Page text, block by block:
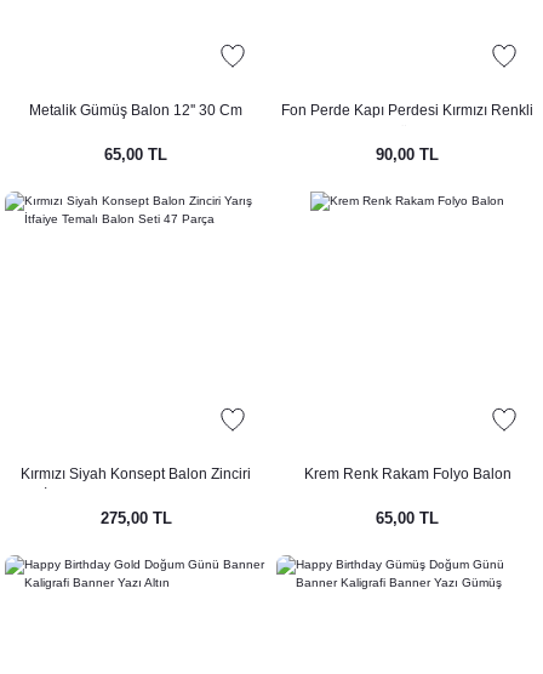
Metalik Gümüş Balon 12'' 30 Cm
65,00 TL
Fon Perde Kapı Perdesi Kırmızı Renkli
90,00 TL
Kırmızı Siyah Konsept Balon Zinciri
275,00 TL
Krem Renk Rakam Folyo Balon
65,00 TL